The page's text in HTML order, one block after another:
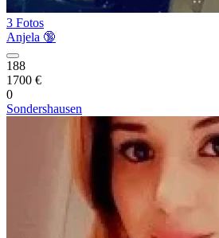
3 Fotos
Anjela 🔞
188
1700 €
0
Sondershausen